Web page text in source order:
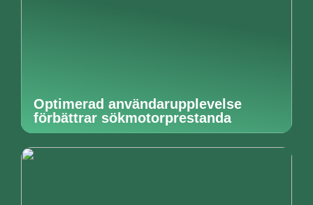
Optimerad användarupplevelse
förbättrar sökmotorprestanda